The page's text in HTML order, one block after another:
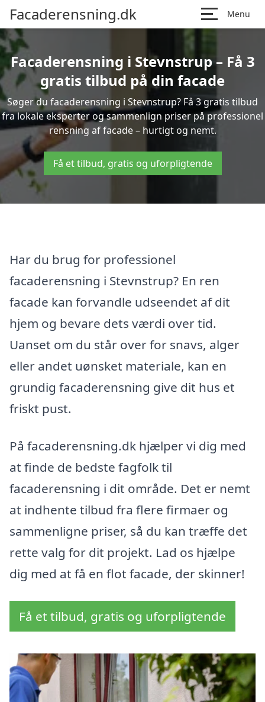
Facaderensning.dk Menu
Facaderensning i Stevnstrup – Få 3
gratis tilbud på din facade
Søger du facaderensning i Stevnstrup? Få 3 gratis tilbud
fra lokale eksperter og sammenlign priser på professionel
rensning af facade – hurtigt og nemt.
Få et tilbud, gratis og uforpligtende
Har du brug for professionel
facaderensning i Stevnstrup? En ren
facade kan forvandle udseendet af dit
hjem og bevare dets værdi over tid.
Uanset om du står over for snavs, alger
eller andet uønsket materiale, kan en
grundig facaderensning give dit hus et
friskt pust.
På facaderensning.dk hjælper vi dig med
at finde de bedste fagfolk til
facaderensning i dit område. Det er nemt
at indhente tilbud fra flere firmaer og
sammenligne priser, så du kan træffe det
rette valg for dit projekt. Lad os hjælpe
dig med at få en flot facade, der skinner!
Få et tilbud, gratis og uforpligtende